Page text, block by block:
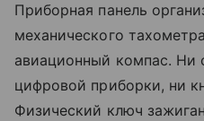
Приборная панель
механического
авиационный компас. Ни
цифровой приборки, ни
Физический ключ